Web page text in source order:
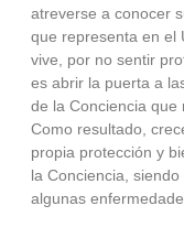
atreverse a conocer
que representa en el
vive, por no sentir
es abrir la puerta a
de la Conciencia que
Como resultado,
propia protección y
la Conciencia,
algunas